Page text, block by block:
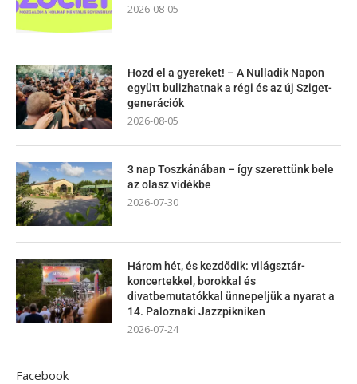
2026-08-05
Hozd el a gyereket! – A Nulladik Napon
együtt bulizhatnak a régi és az új Sziget-
generációk
2026-08-05
3 nap Toszkánában – így szerettünk bele
az olasz vidékbe
2026-07-30
Három hét, és kezdődik: világsztár-
koncertekkel, borokkal és
divatbemutatókkal ünnepeljük a nyarat a
14. Paloznaki Jazzpikniken
2026-07-24
Facebook